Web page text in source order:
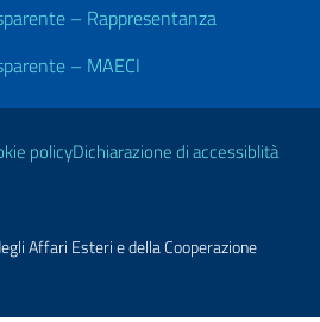
– Rappresentanza
– MAECI
policyDichiarazione di accessiblità
Affari Esteri e della Cooperazione